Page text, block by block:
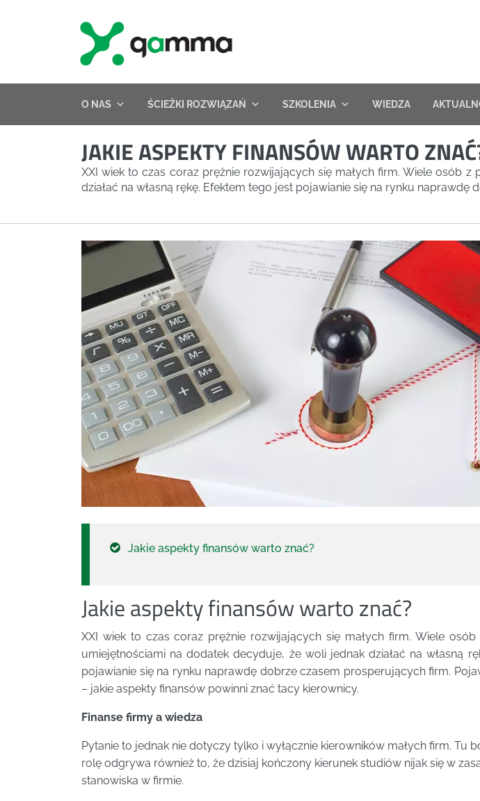
O NAS ŚCIEŻKI ROZWIĄZAŃ SZKOLENIA WIEDZA
JAKIE ASPEKTY FINANSÓW WARTO
XXI wiek to czas coraz prężnie rozwijających się małych firm. Wiele osób
działać na własną rękę. Efektem tego jest pojawianie się na rynku
Jakie aspekty finansów warto znać?
Jakie aspekty finansów warto znać?
XXI wiek to czas coraz prężnie rozwijających się małych firm. Wiele
umiejętnościami na dodatek decyduje, że woli jednak działać na własną
pojawianie się na rynku naprawdę dobrze czasem prosperujących firm.
– jakie aspekty finansów powinni znać tacy kierownicy.
Finanse firmy a wiedza
Pytanie to jednak nie dotyczy tylko i wyłącznie kierowników małych firm. Tu
rolę odgrywa również to, że dzisiaj kończony kierunek studiów nijak się w
stanowiska w firmie.